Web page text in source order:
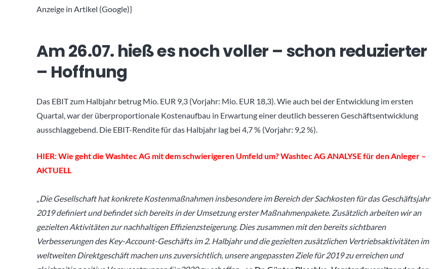
Anzeige in Artikel (Google)}
Am 26.07. hieß es noch voller – schon reduzierter
– Hoffnung
Das EBIT zum Halbjahr betrug Mio. EUR 9,3 (Vorjahr: Mio. EUR 18,3). Wie auch bei der Entwicklung im ersten
Quartal, war der überproportionale Kostenaufbau in Erwartung einer deutlich besseren Geschäftsentwicklung
ausschlaggebend. Die EBIT-Rendite für das Halbjahr lag bei 4,7 % (Vorjahr: 9,2 %).
HIER: Wie geht die Washtec AG mit dem schwierigeren Umfeld um? Washtec AG ANALYSE für den Anleger –
AKTUELL
„Die Gesellschaft hat konkrete Kostenmaßnahmen insbesondere im Bereich der Sachkosten für das Geschäftsjahr
2019 definiert und befindet sich bereits in der Umsetzung erster Maßnahmenpakete. Zusätzlich arbeiten wir an
gezielten Aktivitäten zur nachhaltigen Effizienzsteigerung. Dies zusammen mit den bereits sichtbaren
Verbesserungen des Key-Account-Geschäfts im 2. Halbjahr und die gezielten zusätzlichen Vertriebsaktivitäten im
weltweiten Direktgeschäft machen uns zuversichtlich, unsere angepassten Ziele für 2019 zu erreichen und